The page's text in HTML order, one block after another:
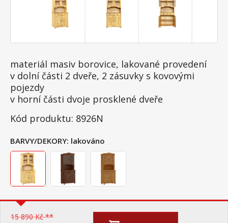
materiál masiv borovice, lakované provedení
v dolní části 2 dveře, 2 zásuvky s kovovými
pojezdy
v horní části dvoje prosklené dveře
Kód produktu: 8926N
BARVY/DEKORY: lakováno
15 890 Kč **